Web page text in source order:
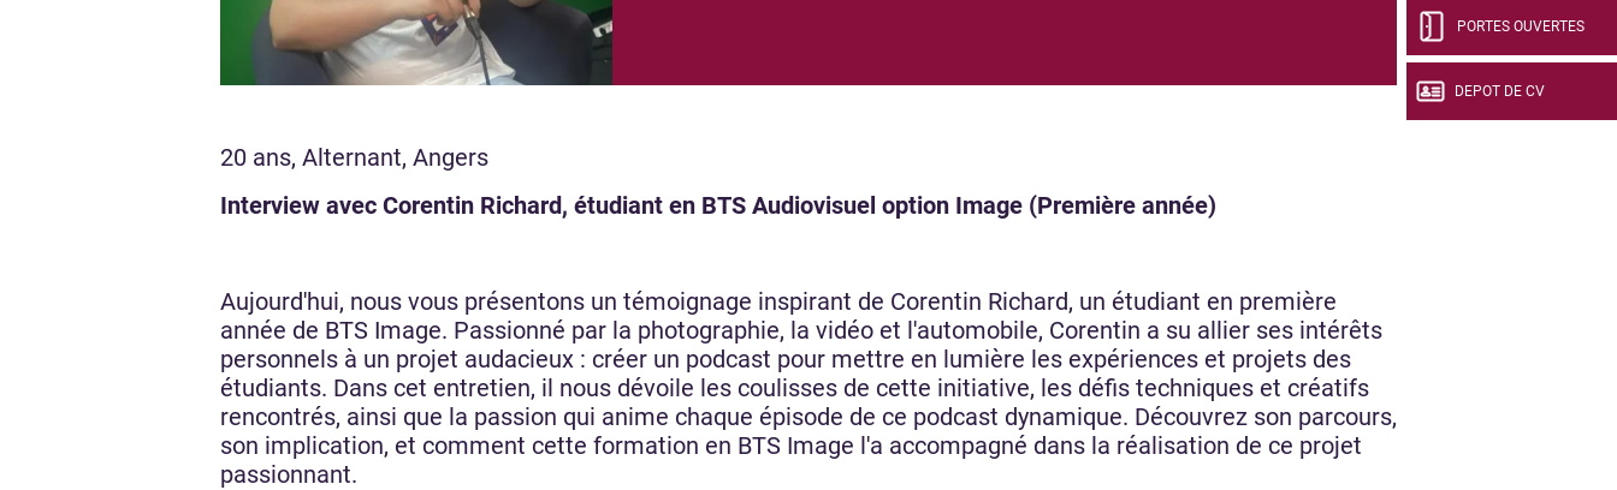
PORTES OUVERTES
DEPOT DE CV
20 ans, Alternant, Angers
Interview avec Corentin Richard, étudiant en BTS Audiovisuel option Image (Première année)
Aujourd'hui, nous vous présentons un témoignage inspirant de Corentin Richard, un étudiant en première
année de BTS Image. Passionné par la photographie, la vidéo et l'automobile, Corentin a su allier ses intérêts
personnels à un projet audacieux : créer un podcast pour mettre en lumière les expériences et projets des
étudiants. Dans cet entretien, il nous dévoile les coulisses de cette initiative, les défis techniques et créatifs
rencontrés, ainsi que la passion qui anime chaque épisode de ce podcast dynamique. Découvrez son parcours,
son implication, et comment cette formation en BTS Image l'a accompagné dans la réalisation de ce projet
passionnant.